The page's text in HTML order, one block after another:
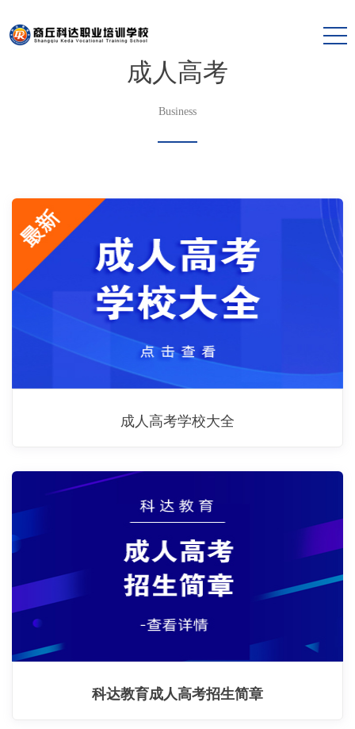
成人高考
Business
成人高考学校大全
科达教育成人高考招生简章